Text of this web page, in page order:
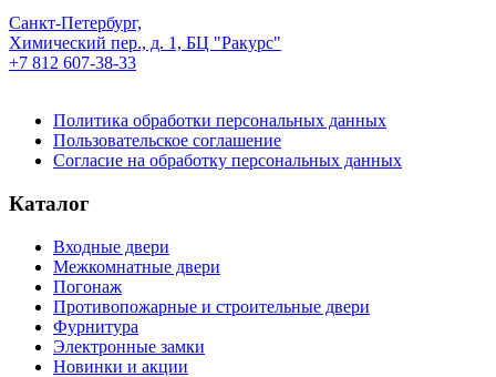
Санкт-Петербург,
Химический пер., д. 1, БЦ "Ракурс"
+7 812 607-38-33
Политика обработки персональных данных
Пользовательское соглашение
Согласие на обработку персональных данных
Каталог
Входные двери
Межкомнатные двери
Погонаж
Противопожарные и строительные двери
Фурнитура
Электронные замки
Новинки и акции